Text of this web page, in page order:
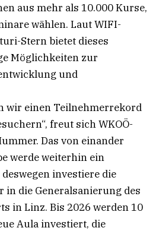
aus mehr als 10.000 Kurse,
wählen. Laut WIFI-
Stern bietet dieses
Möglichkeiten zur
und
wir einen Teilnehmerrekord
freut sich WKOÖ-
Das von einander
werde weiterhin ein
investiere die
die Generalsanierung des
in Linz. Bis 2026 werden 10
Aula investiert, die